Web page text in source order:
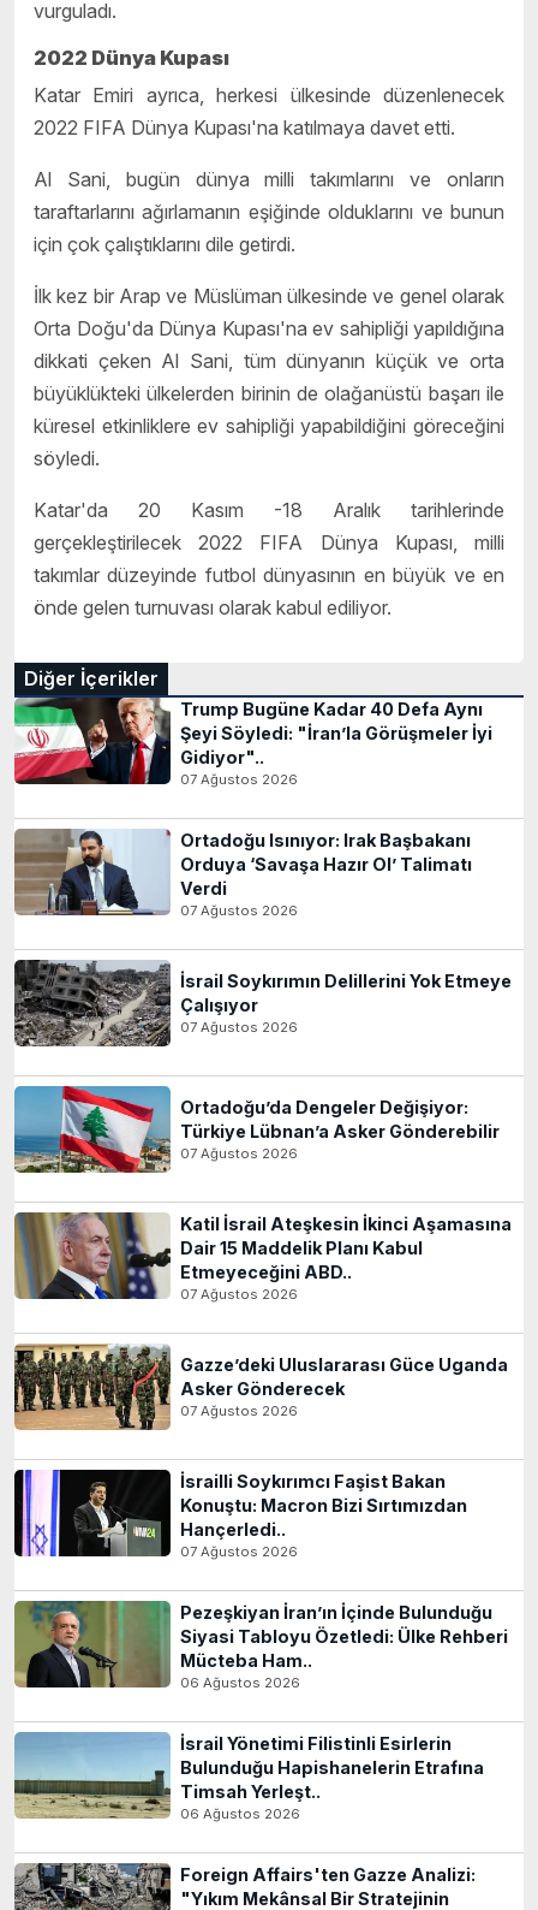
vurguladı.
2022 Dünya Kupası
Katar Emiri ayrıca, herkesi ülkesinde düzenlenecek
2022 FIFA Dünya Kupası'na katılmaya davet etti.
Al Sani, bugün dünya milli takımlarını ve onların
taraftarlarını ağırlamanın eşiğinde olduklarını ve bunun
için çok çalıştıklarını dile getirdi.
İlk kez bir Arap ve Müslüman ülkesinde ve genel olarak
Orta Doğu'da Dünya Kupası'na ev sahipliği yapıldığına
dikkati çeken Al Sani, tüm dünyanın küçük ve orta
büyüklükteki ülkelerden birinin de olağanüstü başarı ile
küresel etkinliklere ev sahipliği yapabildiğini göreceğini
söyledi.
Katar'da 20 Kasım -18 Aralık tarihlerinde
gerçekleştirilecek 2022 FIFA Dünya Kupası, milli
takımlar düzeyinde futbol dünyasının en büyük ve en
önde gelen turnuvası olarak kabul ediliyor.
Diğer İçerikler
Trump Bugüne Kadar 40 Defa Aynı
Şeyi Söyledi: "İran’la Görüşmeler İyi
Gidiyor"..
07 Ağustos 2026
Ortadoğu Isınıyor: Irak Başbakanı
Orduya ‘Savaşa Hazır Ol’ Talimatı
Verdi
07 Ağustos 2026
İsrail Soykırımın Delillerini Yok Etmeye
Çalışıyor
07 Ağustos 2026
Ortadoğu’da Dengeler Değişiyor:
Türkiye Lübnan’a Asker Gönderebilir
07 Ağustos 2026
Katil İsrail Ateşkesin İkinci Aşamasına
Dair 15 Maddelik Planı Kabul
Etmeyeceğini ABD..
07 Ağustos 2026
Gazze’deki Uluslararası Güce Uganda
Asker Gönderecek
07 Ağustos 2026
İsrailli Soykırımcı Faşist Bakan
Konuştu: Macron Bizi Sırtımızdan
Hançerledi..
07 Ağustos 2026
Pezeşkiyan İran’ın İçinde Bulunduğu
Siyasi Tabloyu Özetledi: Ülke Rehberi
Mücteba Ham..
06 Ağustos 2026
İsrail Yönetimi Filistinli Esirlerin
Bulunduğu Hapishanelerin Etrafına
Timsah Yerleşt..
06 Ağustos 2026
Foreign Affairs'ten Gazze Analizi:
"Yıkım Mekânsal Bir Stratejinin